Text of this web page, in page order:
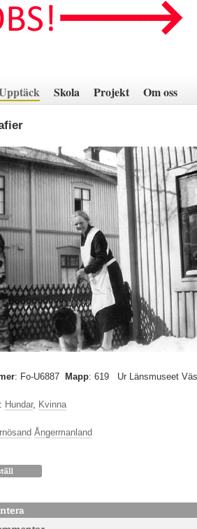
Skola Projekt Om oss
: Fo-U6887 Mapp: 619 Ur Länsmuseet
: Hundar, Kvinna
Ångermanland